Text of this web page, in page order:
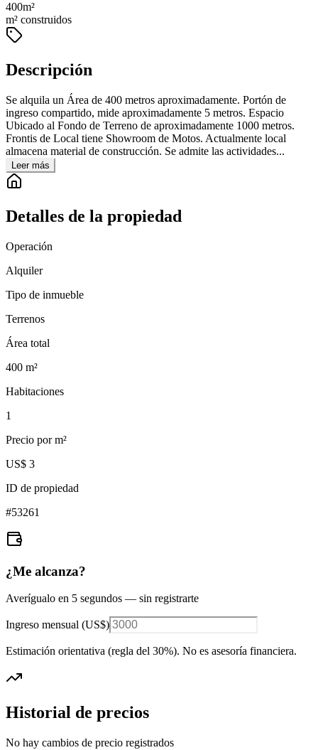
400m²
m² construidos
Descripción
Se alquila un Área de 400 metros aproximadamente. Portón de
ingreso compartido, mide aproximadamente 5 metros. Espacio
Ubicado al Fondo de Terreno de aproximadamente 1000 metros.
Frontis de Local tiene Showroom de Motos. Actualmente local
almacena material de construcción. Se admite las actividades...
Leer más
Detalles de la propiedad
Operación
Alquiler
Tipo de inmueble
Terrenos
Área total
400 m²
Habitaciones
1
Precio por m²
US$ 3
ID de propiedad
#53261
¿Me alcanza?
Averígualo en 5 segundos — sin registrarte
Ingreso mensual (US$)
Estimación orientativa (regla del 30%). No es asesoría financiera.
Historial de precios
No hay cambios de precio registrados